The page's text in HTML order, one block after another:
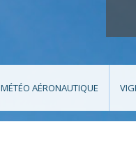
MÉTÉO AÉRONAUTIQUE